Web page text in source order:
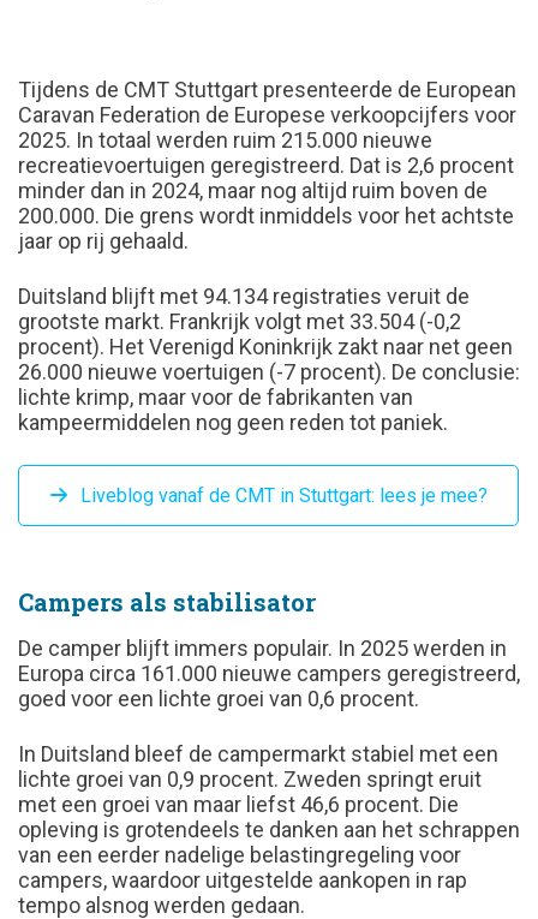
Tijdens de CMT Stuttgart presenteerde de European
Caravan Federation de Europese verkoopcijfers voor
2025. In totaal werden ruim 215.000 nieuwe
recreatievoertuigen geregistreerd. Dat is 2,6 procent
minder dan in 2024, maar nog altijd ruim boven de
200.000. Die grens wordt inmiddels voor het achtste
jaar op rij gehaald.
Duitsland blijft met 94.134 registraties veruit de
grootste markt. Frankrijk volgt met 33.504 (-0,2
procent). Het Verenigd Koninkrijk zakt naar net geen
26.000 nieuwe voertuigen (-7 procent). De conclusie:
lichte krimp, maar voor de fabrikanten van
kampeermiddelen nog geen reden tot paniek.
Liveblog vanaf de CMT in Stuttgart: lees je mee?
Campers als stabilisator
De camper blijft immers populair. In 2025 werden in
Europa circa 161.000 nieuwe campers geregistreerd,
goed voor een lichte groei van 0,6 procent.
In Duitsland bleef de campermarkt stabiel met een
lichte groei van 0,9 procent. Zweden springt eruit
met een groei van maar liefst 46,6 procent. Die
opleving is grotendeels te danken aan het schrappen
van een eerder nadelige belastingregeling voor
campers, waardoor uitgestelde aankopen in rap
tempo alsnog werden gedaan.